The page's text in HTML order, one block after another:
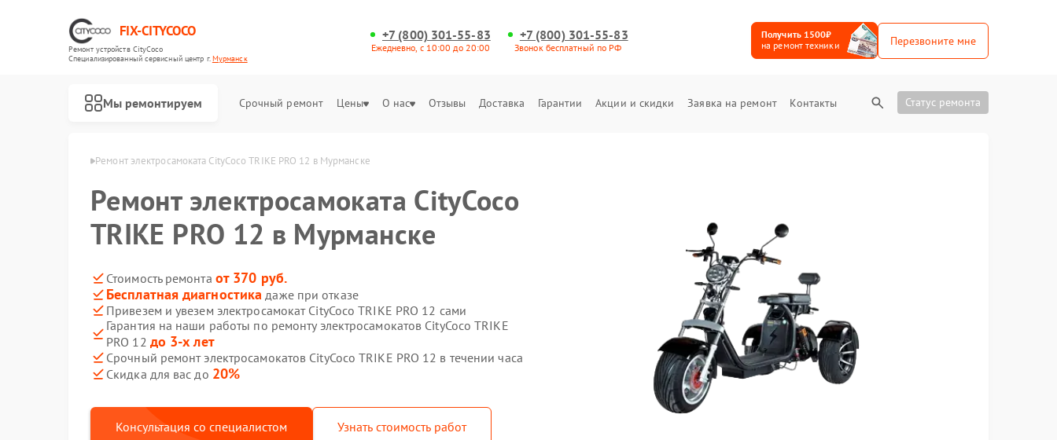
FIX-CITYCOCO
Ремонт устройств CityCoco
Специализированный cервисный центр г.Мурманск
+7 (800) 301-55-83
Ежедневно, с 10:00 до 20:00
+7 (800) 301-55-83
Звонок бесплатный по РФ
Получить 1500₽
на ремонт техники
Перезвоните мне
Мы ремонтируем Срочный ремонт Цены О нас Отзывы Доставка Гарантии Акции и скидки Заявка на ремонт Контакты Статус ремонта
в Мурманске Ремонт электросамоката CityCoco TRIKE PRO 12 в Мурманске
Ремонт электросамоката CityCoco
TRIKE PRO 12 в Мурманске
Стоимость ремонта от 370 руб.
Бесплатная диагностика даже при отказе
Привезем и увезем электросамокат CityCoco TRIKE PRO 12 сами
Гарантия на наши работы по ремонту электросамокатов CityCoco TRIKE
PRO 12 до 3-х лет
Срочный ремонт электросамокатов CityCoco TRIKE PRO 12 в течении часа
Скидка для вас до 20%
Консультация со специалистом Узнать стоимость работ